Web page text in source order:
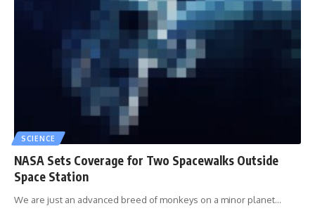
SCIENCE
NASA Sets Coverage for Two Spacewalks Outside
Space Station
We are just an advanced breed of monkeys on a minor planet…